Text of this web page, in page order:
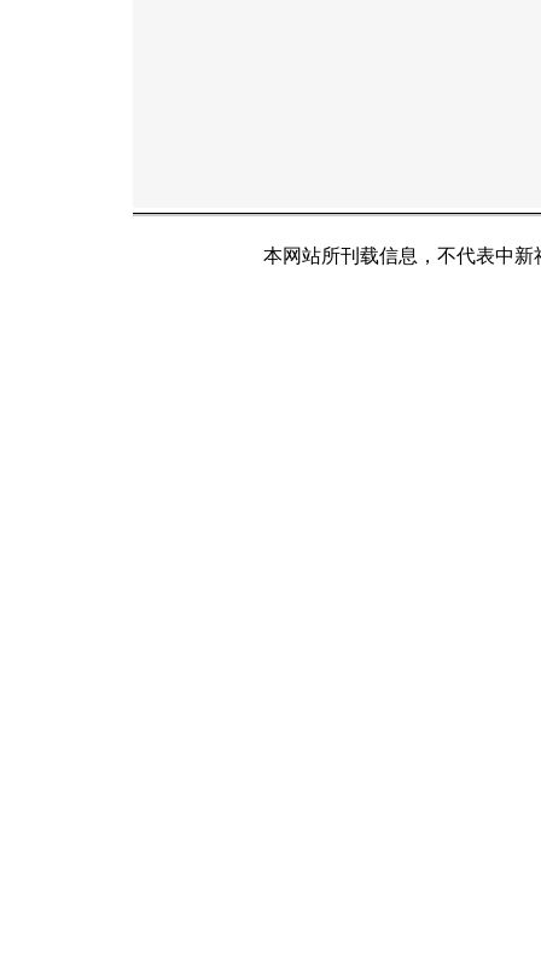
本网站所刊载信息，不代表中